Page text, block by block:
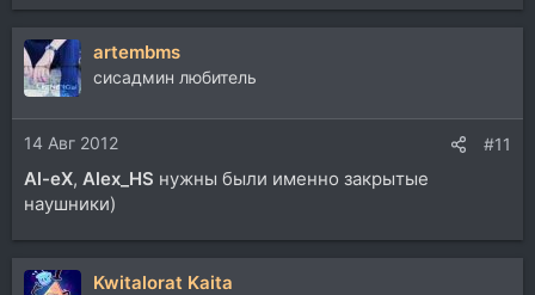
artembms
сисадмин любитель
14 Авг 2012 #11
Al-eX, Alex_HS нужны были именно закрытые
наушники)
Kwitalorat Kaita